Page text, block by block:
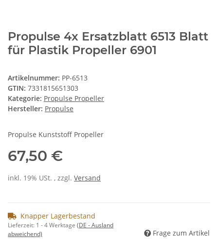
Propulse 4x Ersatzblatt 6513 Blatt
für Plastik Propeller 6901
Artikelnummer: PP-6513
GTIN: 7331815651303
Kategorie: Propulse Propeller
Hersteller: Propulse
Propulse Kunststoff Propeller
67,50 €
inkl. 19% USt. , zzgl. Versand
Knapper Lagerbestand
Lieferzeit: 1 - 4 Werktage (DE - Ausland
abweichend)
Frage zum Artikel